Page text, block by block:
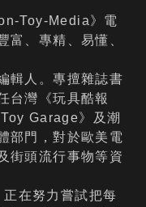
Toy-Media》電
富、專精、易懂、
輯人。專擅雜誌書
台灣《玩具酷報
Garage》及潮
部門，對於歐美電
街頭流行事物等資
在努力嘗試把每